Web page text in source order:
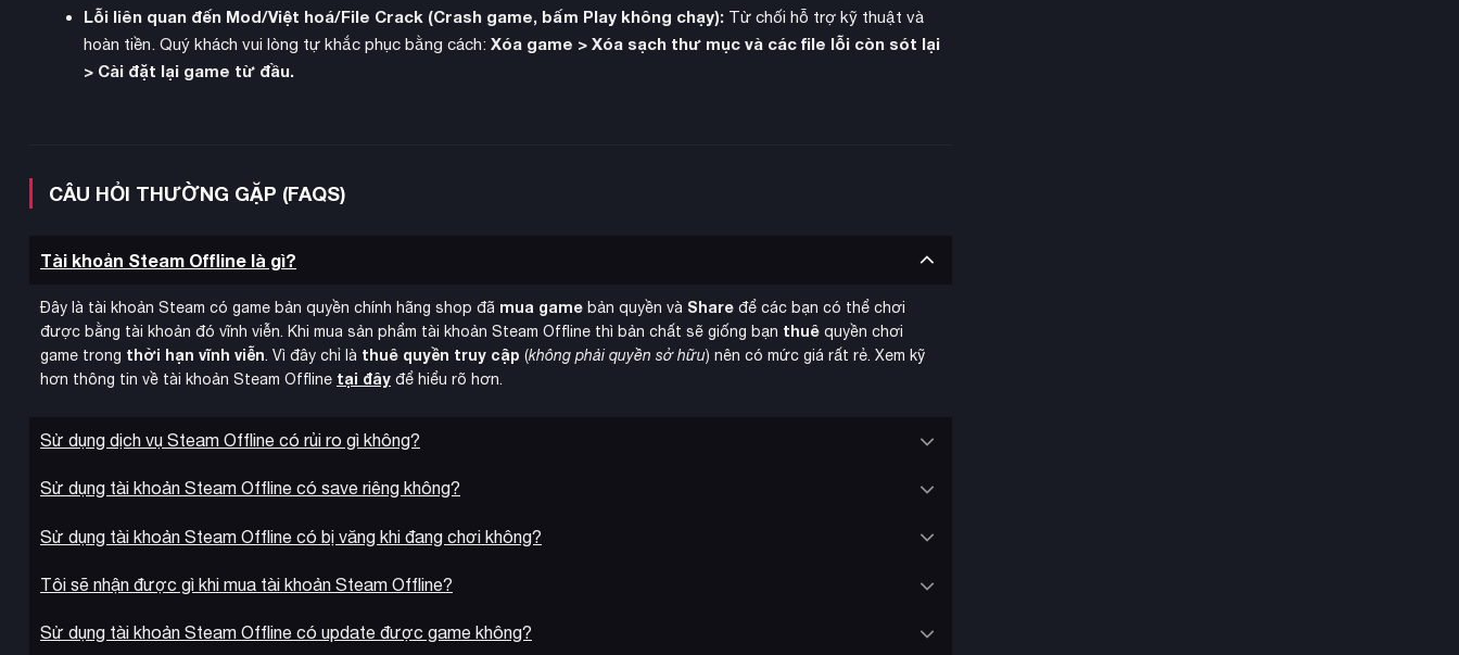
Hệ thống chính trịtrong game vô cùng phức tạp với nhiều phe phái khác nhau như Capitalists, Communists, Religious,
Militarists… Mỗi phe phái đều có những yêu cầu và mong muốn riêng, người chơi phải khéo léo cân bằng lợi ích giữa các bên
Game cung cấp 15 nhiệm vụ chiến dịch
đa dạng diễn ra trên các hòn đảo khác nhau, từ phát triển du lịch, xây dựng công
độc đáo và đọc diễn văn từ ban công để lấy lòng dân chúng.
Lỗi liên quan đến Mod/Việt hoá/File Crack (Crash game, bấm Play không chạy):Từ chối hỗ trợ kỹ thuật và
hoàn tiền. Quý khách vui lòng tự khắc phục bằng cách: Xóa game > Xóa sạch thư mục và các file lỗi còn sót lại
> Cài đặt lại game từ đầu.
CÂU HỎI THƯỜNG GẶP (FAQS)
Tài khoản Steam Offline là gì?
Đây là tài khoản Steam có game bản quyền chính hãng shop đã mua game bản quyền và Share để các bạn có thể chơi
được bằng tài khoản đó vĩnh viễn. Khi mua sản phẩm tài khoản Steam Offline thì bản chất sẽ giống bạn thuê quyền chơi
game trong thời hạn vĩnh viễn. Vì đây chỉ là thuê quyền truy cập (không phải quyền sở hữu) nên có mức giá rất rẻ. Xem kỹ
hơn thông tin về tài khoản Steam Offline tại đây để hiểu rõ hơn.
Sử dụng dịch vụ Steam Offline có rủi ro gì không?
Sử dụng tài khoản Steam Offline có save riêng không?
Sử dụng tài khoản Steam Offline có bị văng khi đang chơi không?
Tôi sẽ nhận được gì khi mua tài khoản Steam Offline?
Sử dụng tài khoản Steam Offline có update được game không?